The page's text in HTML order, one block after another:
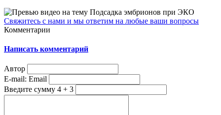
Свяжитесь с нами и мы ответим на любые ваши вопросы
Комментарии
Написать комментарий
Автор
E-mail: Email
Введите сумму 4 + 3